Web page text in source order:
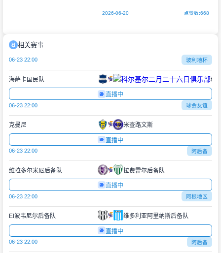
组的信
2026-06-20 点赞数:668
相关赛事
06-23 22:00 玻利地杯
海萨卡国民队
直播中
06-23 22:00 球会友谊
克曼尼 米查路文斯
直播中
06-23 22:00 阿后备
维拉多尔米尼后备队 拉费雷尔后备队
直播中
06-23 22:00 阿根地区
El波韦尼尔后备队 维多利亚阿里纳斯后备队
直播中
06-23 22:00 阿后备